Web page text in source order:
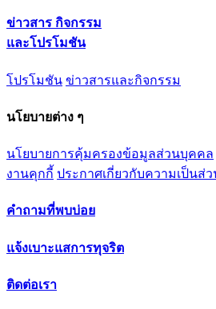
ข่าวสาร กิจกรรม
และโปรโมชัน
โปรโมชัน ข่าวสารและกิจกรรม
นโยบายต่าง ๆ
นโยบายการคุ้มครองข้อมูลส่วนบุคคล
งานคุกกี้ ประกาศเกี่ยวกับความเป็นส่
คำถามที่พบบ่อย
แจ้งเบาะแสการทุจริต
ติดต่อเรา